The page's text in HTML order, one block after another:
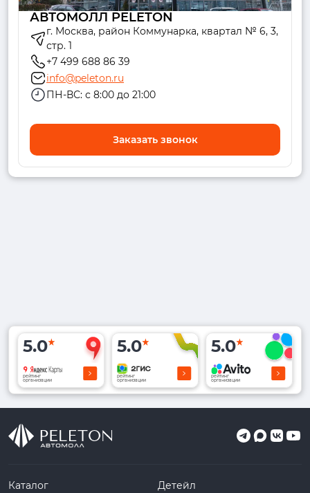
АВТОМОЛЛ PELETON
г. Москва, район Коммунарка, квартал № 6, 3,
стр. 1
+7 499 688 86 39
info@peleton.ru
ПН-ВС: с 8:00 до 21:00
Заказать звонок
5.0
рейтинг
организации
5.0
рейтинг
организации
5.0
рейтинг
организации
Каталог
Детейл